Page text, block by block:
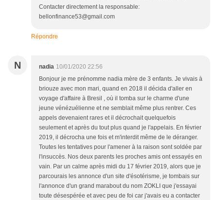
Contacter directement la responsable:
bellonfinance53@gmail.com
Répondre
N nadia 10/01/2020 22:56
Bonjour je me prénomme nadia mère de 3 enfants. Je vivais à
briouze avec mon mari, quand en 2018 il décida d'aller en
voyage d'affaire à Bresil , où il tomba sur le charme d'une
jeune vénézuélienne et ne semblait même plus rentrer. Ces
appels devenaient rares et il décrochait quelquefois
seulement et après du tout plus quand je l'appelais. En février
2019, il décrocha une fois et m'interdit même de le déranger.
Toutes les tentatives pour l'amener à la raison sont soldée par
l'insuccès. Nos deux parents les proches amis ont essayés en
vain. Par un calme après midi du 17 février 2019, alors que je
parcourais les annonce d'un site d'ésotérisme, je tombais sur
l'annonce d'un grand marabout du nom ZOKLI que j'essayai
toute désespérée et avec peu de foi car j'avais eu a contacter